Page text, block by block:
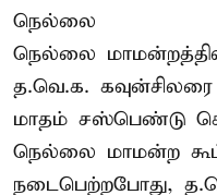
நெல்லை
நெல்லை
த.வெ.க.
மாதம் சஸ்பெண்டு
நெல்லை மாமன்ற
நடைபெற்றபோது,